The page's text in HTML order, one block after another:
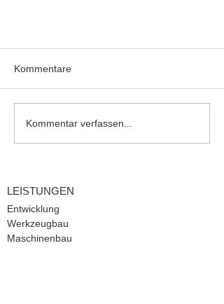
Kommentare
Kommentar verfassen...
LEISTUNGEN
Entwicklung
Werkzeugbau
Maschinenbau